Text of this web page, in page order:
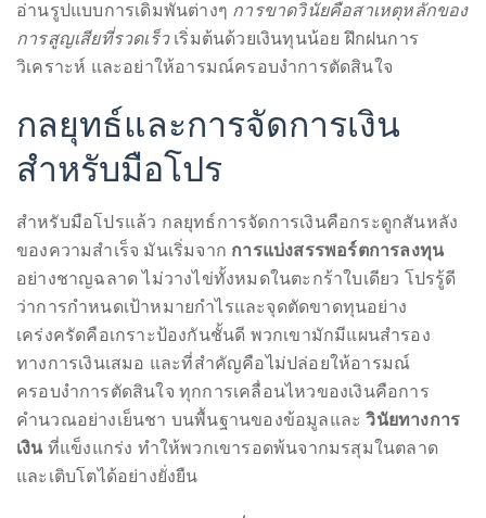
mixing
it
up
celebrities
ranging
from
David
Beckham,
Kit
Harrington,
Lady
Gaga
and
Jennifer
Hudson
to
อ่านรูปแบบการเดิมพันต่างๆ การขาดวินัยคือสาเหตุหลักของ
การสูญเสียที่รวดเร็วเริ่มต้นด้วยเงินทุนน้อย ฝึกฝนการ
วิเคราะห์ และอย่าให้อารมณ์ครอบงำการตัดสินใจ
กลยุทธ์และการจัดการเงิน
สำหรับมือโปร
สำหรับมือโปรแล้ว กลยุทธ์การจัดการเงินคือกระดูกสันหลัง
ของความสำเร็จ มันเริ่มจาก การแบ่งสรรพอร์ตการลงทุน
อย่างชาญฉลาด ไม่วางไข่ทั้งหมดในตะกร้าใบเดียว โปรรู้ดี
ว่าการกำหนดเป้าหมายกำไรและจุดตัดขาดทุนอย่าง
เคร่งครัดคือเกราะป้องกันชั้นดี พวกเขามักมีแผนสำรอง
ทางการเงินเสมอ และที่สำคัญคือไม่ปล่อยให้อารมณ์
ครอบงำการตัดสินใจ ทุกการเคลื่อนไหวของเงินคือการ
คำนวณอย่างเย็นชา บนพื้นฐานของข้อมูลและวินัยทางการ
เงินที่แข็งแกร่ง ทำให้พวกเขารอดพ้นจากมรสุมในตลาด
และเติบโตได้อย่างยั่งยืน